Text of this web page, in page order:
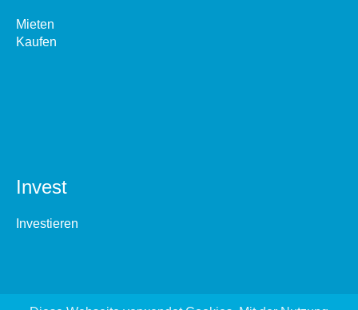
Mieten
Kaufen
Invest
Investieren